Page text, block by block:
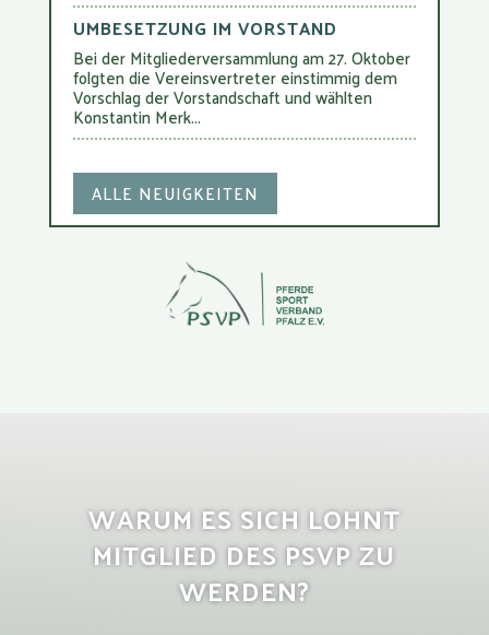
UMBESETZUNG IM VORSTAND
Bei der Mitgliederversammlung am 27. Oktober
folgten die Vereinsvertreter einstimmig dem
Vorschlag der Vorstandschaft und wählten
Konstantin Merk...
ALLE NEUIGKEITEN
WARUM ES SICH LOHNT
MITGLIED DES PSVP ZU
WERDEN?